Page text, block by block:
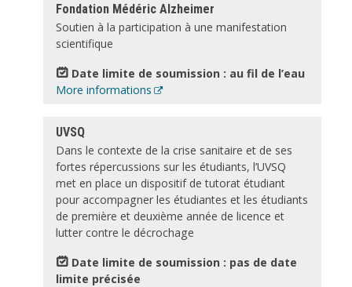
Fondation Médéric Alzheimer
Soutien à la participation à une manifestation
scientifique
Date limite de soumission : au fil de l’eau
More informations
UVSQ
Dans le contexte de la crise sanitaire et de ses
fortes répercussions sur les étudiants, l’UVSQ
met en place un dispositif de tutorat étudiant
pour accompagner les étudiantes et les étudiants
de première et deuxième année de licence et
lutter contre le décrochage
Date limite de soumission : pas de date
limite précisée